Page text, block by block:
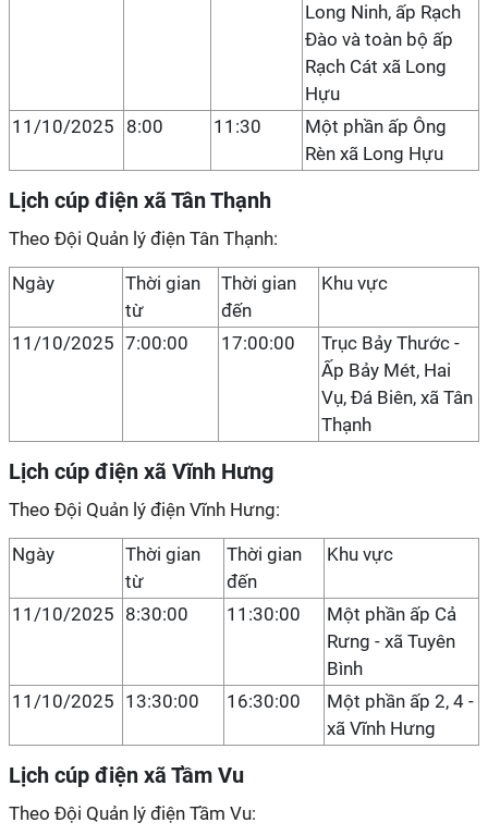
Long Ninh, ấp Rạch
Đào và toàn bộ ấp
Rạch Cát xã Long
Hựu
11/10/2025
8:00 11:30
Một phần ấp Ông
Rèn xã Long Hựu
Lịch cúp điện xã Tân Thạnh
Theo Đội Quản lý điện Tân Thạnh:
Ngày
Thời gian
từ
Thời gian
đến
Khu vực
11/10/2025 7:00:00 17:00:00
Trục Bảy Thước -
Ấp Bảy Mét, Hai
Vụ, Đá Biên, xã Tân
Thạnh
Lịch cúp điện xã Vĩnh Hưng
Theo Đội Quản lý điện Vĩnh Hưng:
Ngày
Thời gian
từ
Thời gian
đến
Khu vực
11/10/2025 8:30:00 11:30:00
Một phần ấp Cả
Rưng - xã Tuyên
Bình
11/10/2025 13:30:00 16:30:00
Một phần ấp 2, 4 -
xã Vĩnh Hưng
Lịch cúp điện xã Tầm Vu
Theo Đội Quản lý điện Tầm Vu: